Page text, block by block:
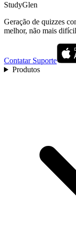
StudyGlen
Geração de quizzes
melhor, não mais
Contatar Suporte
Produtos